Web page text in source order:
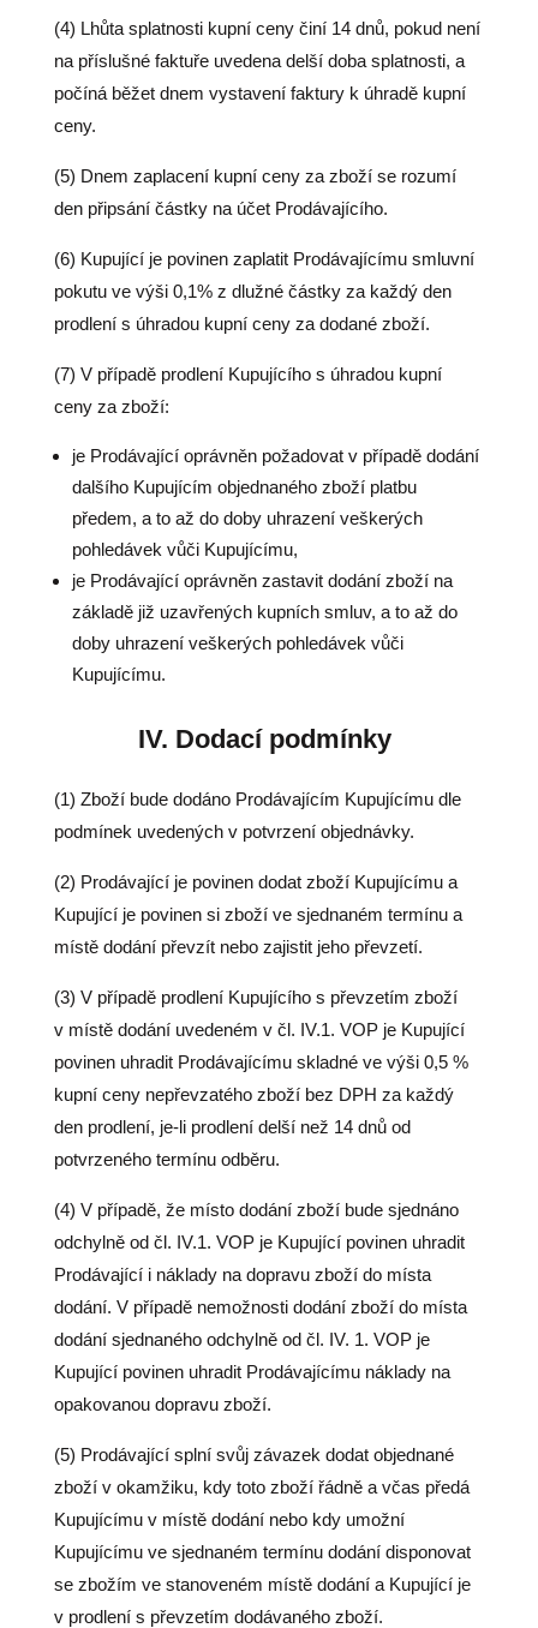
(4) Lhůta splatnosti kupní ceny činí 14 dnů, pokud není
na příslušné faktuře uvedena delší doba splatnosti, a
počíná běžet dnem vystavení faktury k úhradě kupní
ceny.
(5) Dnem zaplacení kupní ceny za zboží se rozumí
den připsání částky na účet Prodávajícího.
(6) Kupující je povinen zaplatit Prodávajícímu smluvní
pokutu ve výši 0,1% z dlužné částky za každý den
prodlení s úhradou kupní ceny za dodané zboží.
(7) V případě prodlení Kupujícího s úhradou kupní
ceny za zboží:
je Prodávající oprávněn požadovat v případě dodání
dalšího Kupujícím objednaného zboží platbu
předem, a to až do doby uhrazení veškerých
pohledávek vůči Kupujícímu,
je Prodávající oprávněn zastavit dodání zboží na
základě již uzavřených kupních smluv, a to až do
doby uhrazení veškerých pohledávek vůči
Kupujícímu.
IV. Dodací podmínky
(1) Zboží bude dodáno Prodávajícím Kupujícímu dle
podmínek uvedených v potvrzení objednávky.
(2) Prodávající je povinen dodat zboží Kupujícímu a
Kupující je povinen si zboží ve sjednaném termínu a
místě dodání převzít nebo zajistit jeho převzetí.
(3) V případě prodlení Kupujícího s převzetím zboží
v místě dodání uvedeném v čl. IV.1. VOP je Kupující
povinen uhradit Prodávajícímu skladné ve výši 0,5 %
kupní ceny nepřevzatého zboží bez DPH za každý
den prodlení, je-li prodlení delší než 14 dnů od
potvrzeného termínu odběru.
(4) V případě, že místo dodání zboží bude sjednáno
odchylně od čl. IV.1. VOP je Kupující povinen uhradit
Prodávající i náklady na dopravu zboží do místa
dodání. V případě nemožnosti dodání zboží do místa
dodání sjednaného odchylně od čl. IV. 1. VOP je
Kupující povinen uhradit Prodávajícímu náklady na
opakovanou dopravu zboží.
(5) Prodávající splní svůj závazek dodat objednané
zboží v okamžiku, kdy toto zboží řádně a včas předá
Kupujícímu v místě dodání nebo kdy umožní
Kupujícímu ve sjednaném termínu dodání disponovat
se zbožím ve stanoveném místě dodání a Kupující je
v prodlení s převzetím dodávaného zboží.